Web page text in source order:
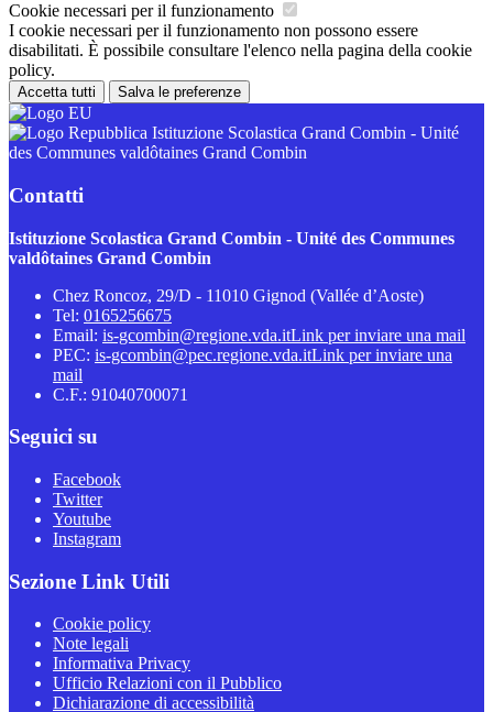
Cookie necessari per il funzionamento
I cookie necessari per il funzionamento non possono essere
disabilitati. È possibile consultare l'elenco nella pagina della cookie
policy.
Accetta tutti Salva le preferenze
Istituzione Scolastica Grand Combin - Unité
des Communes valdôtaines Grand Combin
Contatti
Istituzione Scolastica Grand Combin - Unité des Communes
valdôtaines Grand Combin
Chez Roncoz, 29/D - 11010 Gignod (Vallée d’Aoste)
Tel: 0165256675
Email: is-gcombin@regione.vda.itLink per inviare una mail
PEC: is-gcombin@pec.regione.vda.itLink per inviare una
mail
C.F.: 91040700071
Seguici su
Facebook
Twitter
Youtube
Instagram
Sezione Link Utili
Cookie policy
Note legali
Informativa Privacy
Ufficio Relazioni con il Pubblico
Dichiarazione di accessibilità